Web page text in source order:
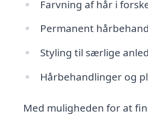
Farvning af hår i
Permanent
Styling til særlige
Hårbehandlinger og
Med muligheden for at